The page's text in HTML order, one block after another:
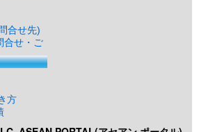
合せ先)
合せ・ご
方